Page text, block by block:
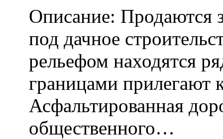
Описание: Продаются
под дачное
рельефом находятся
границами прилегают
Асфальтированная
общественного…